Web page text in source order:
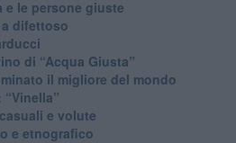
le persone giuste
difettoso
di “Acqua Giusta”
il migliore del mondo
e volute
e etnografico